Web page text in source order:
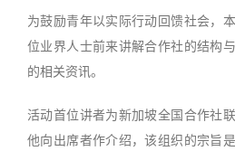
为鼓励青年以实际行动回馈社会，
位业界人士前来讲解合作社的结构
的相关资讯。
活动首位讲者为新加坡全国合作社
他向出席者作介绍，该组织的宗旨